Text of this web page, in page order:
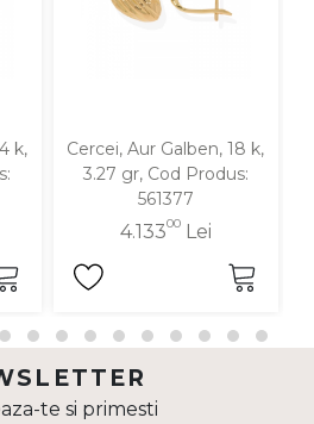
k,
Cercei, Aur Galben, 18 k,
3.27 gr, Cod Produs:
561377
4.13300Lei
te si primesti